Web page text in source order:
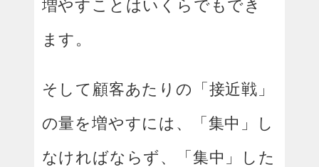
増やすことはいくらでもでき
ます。
そして顧客あたりの「接近戦」
の量を増やすには、「集中」し
なければならず、「集中」した